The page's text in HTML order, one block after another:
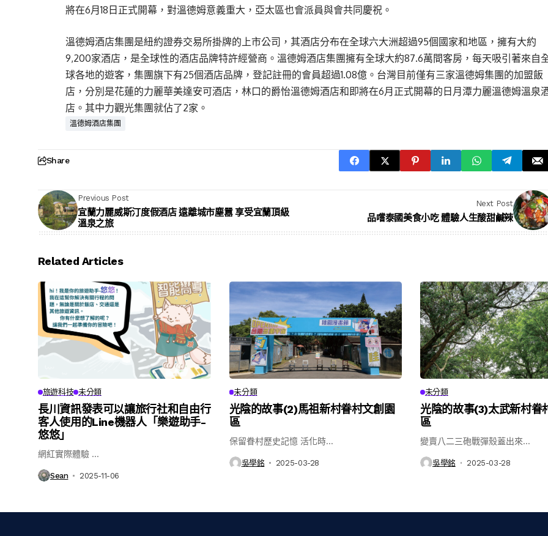
將在6月18日正式開幕，對溫德姆意義重大，亞太區也會派員與會共同慶祝。
溫德姆酒店集團是紐約證券交易所掛牌的上市公司，其酒店分布在全球六大洲超過95個國家和地區，擁有大約
9,200家酒店，是全球性的酒店品牌特許經營商。溫德姆酒店集團擁有全球大約87.6萬間客房，每天吸引著來自
球各地的遊客，集團旗下有25個酒店品牌，登記註冊的會員超過1.08億。台灣目前僅有三家溫德姆集團的加盟飯
店，分別是花蓮的力麗華美達安可酒店，林口的爵怡溫德姆酒店和即將在6月正式開幕的日月潭力麗溫德姆溫泉
店。其中力觀光集團就佔了2家。
溫德姆酒店集團
Share
Previous Post
宜蘭力麗威斯汀度假酒店 遠離城市塵囂 享受宜蘭頂級
溫泉之旅
Next Post
品嚐泰國美食小吃 體驗人生酸甜鹹辣
Related Articles
旅遊科技 未分類
長川資訊發表可以讓旅行社和自由行
客人使用的Line機器人「樂遊助手-
悠悠」
網紅實際體驗 ...
Sean 2025-11-06
未分類
光陰的故事(2)馬祖新村眷村文創園
區
保留眷村歷史記憶 活化時...
吳學銘 2025-03-28
未分類
光陰的故事(3)太武新村眷
區
變賣八二三砲戰彈殼蓋出來...
吳學銘 2025-03-28